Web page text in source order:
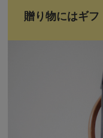
贈り物にはギ